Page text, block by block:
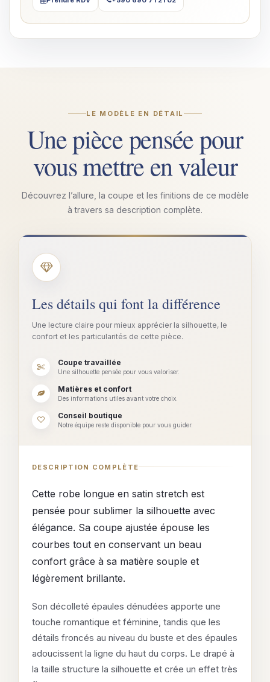
LE MODÈLE EN DÉTAIL
Une pièce pensée pour
vous mettre en valeur
Découvrez l’allure, la coupe et les finitions de ce modèle
à travers sa description complète.
Les détails qui font la différence
Une lecture claire pour mieux apprécier la silhouette, le
confort et les particularités de cette pièce.
Coupe travaillée
Une silhouette pensée pour vous valoriser.
Matières et confort
Des informations utiles avant votre choix.
Conseil boutique
Notre équipe reste disponible pour vous guider.
DESCRIPTION COMPLÈTE
Cette robe longue en satin stretch est
pensée pour sublimer la silhouette avec
élégance. Sa coupe ajustée épouse les
courbes tout en conservant un beau
confort grâce à sa matière souple et
légèrement brillante.
Son décolleté épaules dénudées apporte une
touche romantique et féminine, tandis que les
détails froncés au niveau du buste et des épaules
adoucissent la ligne du haut du corps. Le drapé à
la taille structure la silhouette et crée un effet très